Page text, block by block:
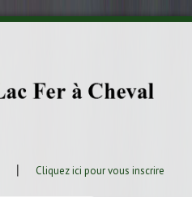
| Cliquez ici pour vous inscrire